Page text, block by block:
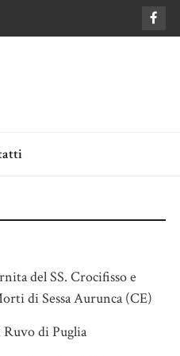
del SS. Crocifisso e
di Sessa Aurunca (CE)
di Puglia